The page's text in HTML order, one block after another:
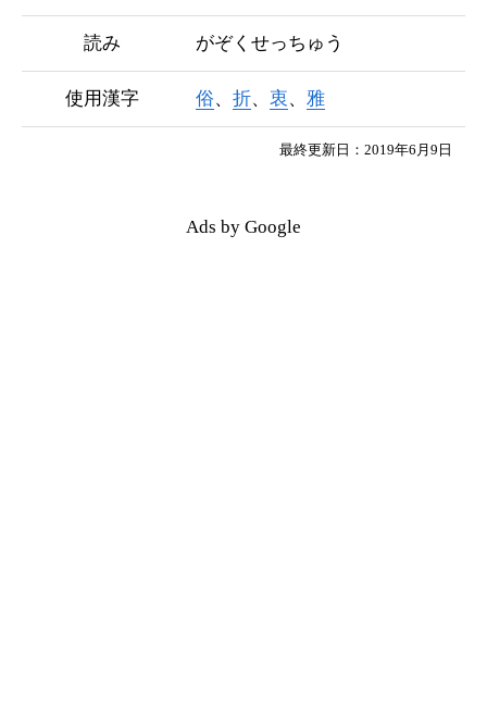
読み がぞくせっちゅう
使用漢字 俗、 折、 衷、 雅
最終更新日：2019年6月9日
Ads by Google